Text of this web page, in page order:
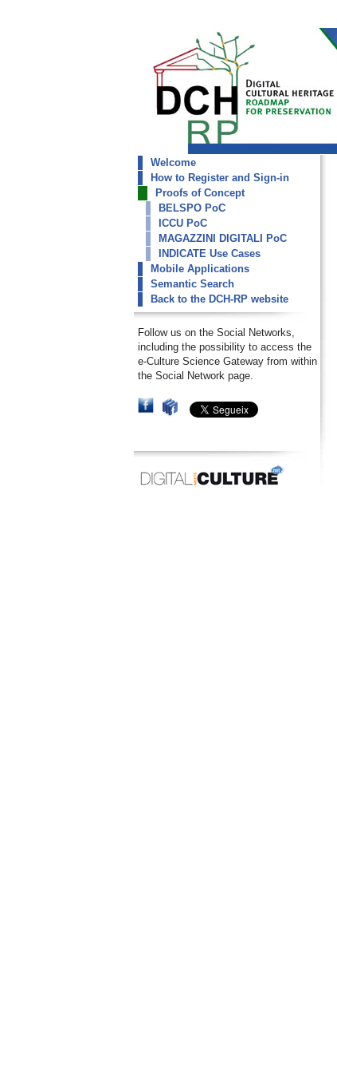
dch-rp
ICCU PoC
Welcome
How to Register and Sign-in
Proofs of Concept
BELSPO PoC
ICCU PoC
MAGAZZINI DIGITALI PoC
INDICATE Use Cases
Mobile Applications
Semantic Search
Back to the DCH-RP website
Follow us on the Social Networks,
including the possibility to access the
e-Culture Science Gateway from within
the Social Network page.